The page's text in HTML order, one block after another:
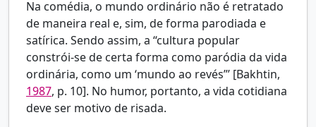
Na comédia, o mundo ordinário não é retratado
de maneira real e, sim, de forma parodiada e
satírica. Sendo assim, a “cultura popular
constrói-se de certa forma como paródia da vida
ordinária, como um ‘mundo ao revés”’ [Bakhtin,
1987, p. 10]. No humor, portanto, a vida cotidiana
deve ser motivo de risada.